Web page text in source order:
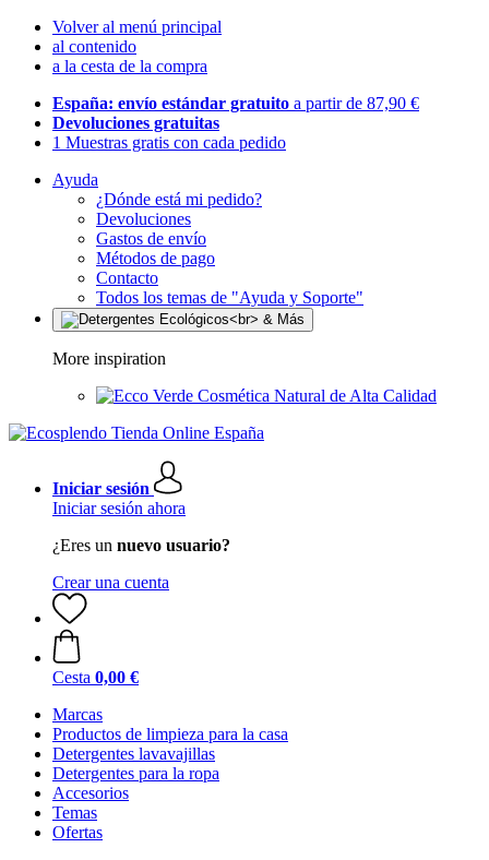
Volver al menú principal
al contenido
a la cesta de la compra
España: envío estándar gratuito a partir de 87,90 €
Devoluciones gratuitas
1 Muestras gratis con cada pedido
Ayuda
¿Dónde está mi pedido?
Devoluciones
Gastos de envío
Métodos de pago
Contacto
Todos los temas de "Ayuda y Soporte"
More inspiration
Cosmética Natural de Alta Calidad
Iniciar sesión
Iniciar sesión ahora
¿Eres un nuevo usuario?
Crear una cuenta
Cesta 0,00 €
Marcas
Productos de limpieza para la casa
Detergentes lavavajillas
Detergentes para la ropa
Accesorios
Temas
Ofertas